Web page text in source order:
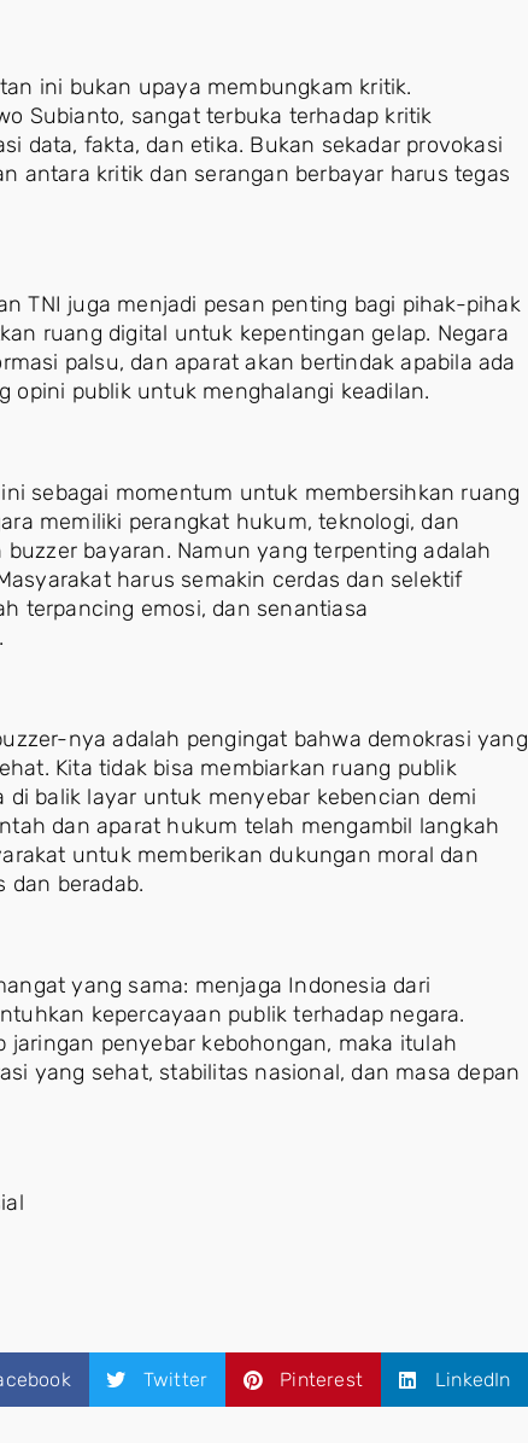
ini bukan upaya membungkam kritik.
Subianto, sangat terbuka terhadap kritik
data, fakta, dan etika. Bukan sekadar provokasi
antara kritik dan serangan berbayar harus tegas
TNI juga menjadi pesan penting bagi pihak-pihak
ruang digital untuk kepentingan gelap. Negara
palsu, dan aparat akan bertindak apabila ada
opini publik untuk menghalangi keadilan.
sebagai momentum untuk membersihkan ruang
memiliki perangkat hukum, teknologi, dan
bayaran. Namun yang terpenting adalah
harus semakin cerdas dan selektif
terpancing emosi, dan senantiasa
nya adalah pengingat bahwa demokrasi yang
Kita tidak bisa membiarkan ruang publik
di balik layar untuk menyebar kebencian demi
dan aparat hukum telah mengambil langkah
untuk memberikan dukungan moral dan
dan beradab.
yang sama: menjaga Indonesia dari
kepercayaan publik terhadap negara.
jaringan penyebar kebohongan, maka itulah
yang sehat, stabilitas nasional, dan masa depan
Twitter Pinterest LinkedIn